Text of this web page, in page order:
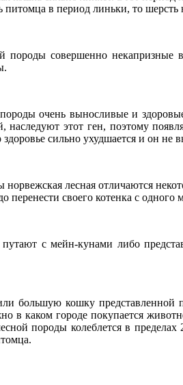
питомца в период линьки, то
породы совершенно
очень выносливые и
наследуют этот ген, поэтому
здоровье сильно ухудшается и он не
норвежская лесная отличаются
перенести своего котенка с одного
с мейн-кунами либо
большую кошку
в каком городе покупается
породы колеблется в